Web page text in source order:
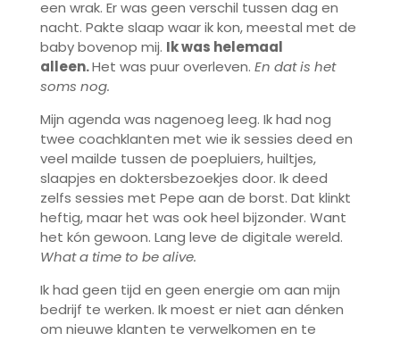
een wrak. Er was geen verschil tussen dag en
nacht. Pakte slaap waar ik kon, meestal met de
baby bovenop mij. Ik was helemaal
alleen.Het was puur overleven. En dat is het
soms nog.
Mijn agenda was nagenoeg leeg. Ik had nog
twee coachklanten met wie ik sessies deed en
veel mailde tussen de poepluiers, huiltjes,
slaapjes en doktersbezoekjes door. Ik deed
zelfs sessies met Pepe aan de borst. Dat klinkt
heftig, maar het was ook heel bijzonder. Want
het kón gewoon. Lang leve de digitale wereld.
What a time to be alive.
Ik had geen tijd en geen energie om aan mijn
bedrijf te werken. Ik moest er niet aan dénken
om nieuwe klanten te verwelkomen en te